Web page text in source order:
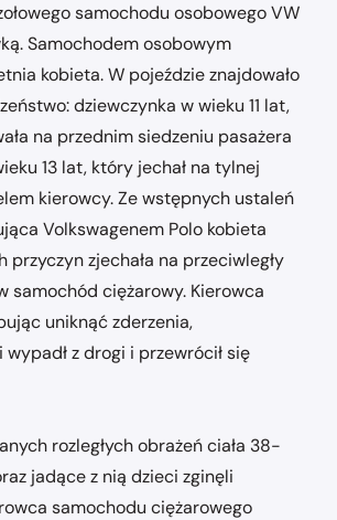
samochodu osobowego VW
Samochodem osobowym
kobieta. W pojeździe znajdowało
dziewczynka w wieku 11 lat,
na przednim siedzeniu pasażera
13 lat, który jechał na tylnej
kierowcy. Ze wstępnych ustaleń
Volkswagenem Polo kobieta
przyczyn zjechała na przeciwległy
samochód ciężarowy. Kierowca
uniknąć zderzenia,
z drogi i przewrócił się
rozległych obrażeń ciała 38-
jadące z nią dzieci zginęli
samochodu ciężarowego